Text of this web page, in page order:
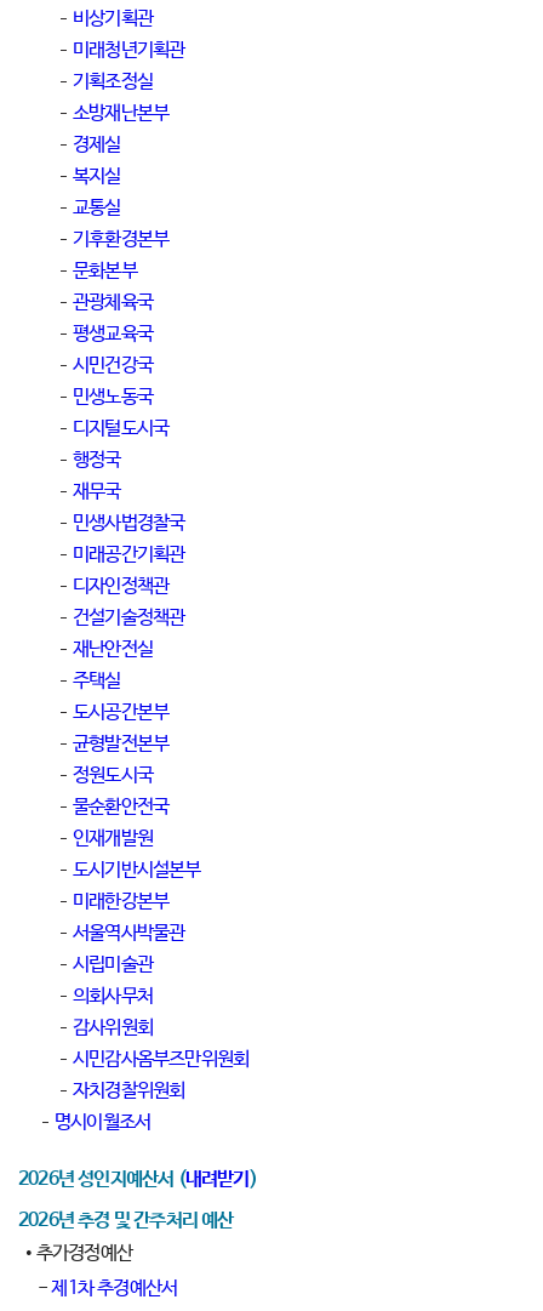
비상기획관
미래청년기획관
기획조정실
소방재난본부
경제실
복지실
교통실
기후환경본부
문화본부
관광체육국
평생교육국
시민건강국
민생노동국
디지털도시국
행정국
재무국
민생사법경찰국
미래공간기획관
디자인정책관
건설기술정책관
재난안전실
주택실
도시공간본부
균형발전본부
정원도시국
물순환안전국
인재개발원
도시기반시설본부
미래한강본부
서울역사박물관
시립미술관
의회사무처
감사위원회
시민감사옴부즈만위원회
자치경찰위원회
명시이월조서
2026년 성인지예산서 (내려받기 )
2026년 추경 및 간주처리 예산
• 추가경정예산
-제1차 추경예산서